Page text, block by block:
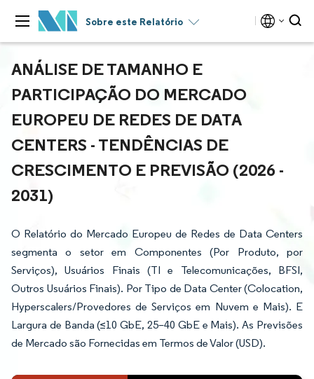
Sobre este Relatório
ANÁLISE DE TAMANHO E
PARTICIPAÇÃO DO MERCADO
EUROPEU DE REDES DE DATA
CENTERS - TENDÊNCIAS DE
CRESCIMENTO E PREVISÃO (2026 -
2031)
O Relatório do Mercado Europeu de Redes de Data Centers
segmenta o setor em Componentes (Por Produto, por
Serviços), Usuários Finais (TI e Telecomunicações, BFSI,
Outros Usuários Finais). Por Tipo de Data Center (Colocation,
Hyperscalers/Provedores de Serviços em Nuvem e Mais). E
Largura de Banda (≤10 GbE, 25–40 GbE e Mais). As Previsões
de Mercado são Fornecidas em Termos de Valor (USD).